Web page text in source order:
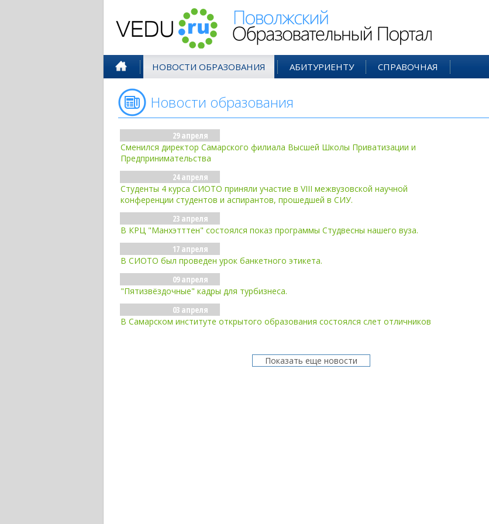
НОВОСТИ ОБРАЗОВАНИЯ АБИТУРИЕНТУ СПРАВОЧНАЯ
Новости образования
29 апреля
Сменился директор Самарского филиала Высшей Школы Приватизации и
Предпринимательства
24 апреля
Студенты 4 курса СИОТО приняли участие в VIII межвузовской научной
конференции студентов и аспирантов, прошедшей в СИУ.
23 апреля
В КРЦ "Манхэтттен" состоялся показ программы Студвесны нашего вуза.
17 апреля
В СИОТО был проведен урок банкетного этикета.
09 апреля
"Пятизвёздочные" кадры для турбизнеса.
03 апреля
В Самарском институте открытого образования состоялся слет отличников
Показать еще новости